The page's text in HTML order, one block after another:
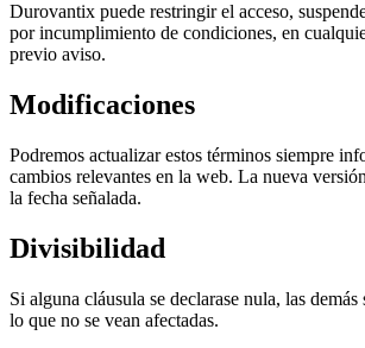
Durovantix puede restringir el acceso,
por incumplimiento de condiciones, en
previo aviso.
Modificaciones
Podremos actualizar estos términos siempre
cambios relevantes en la web. La nueva
la fecha señalada.
Divisibilidad
Si alguna cláusula se declarase nula, las
lo que no se vean afectadas.